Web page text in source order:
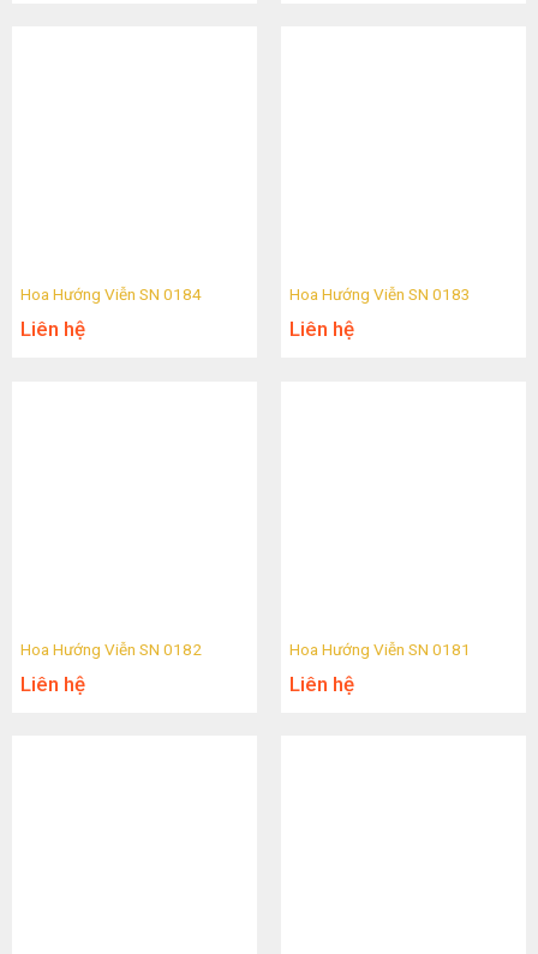
Hoa Hướng Viễn SN 0184
Liên hệ
Hoa Hướng Viễn SN 0183
Liên hệ
Hoa Hướng Viễn SN 0182
Liên hệ
Hoa Hướng Viễn SN 0181
Liên hệ